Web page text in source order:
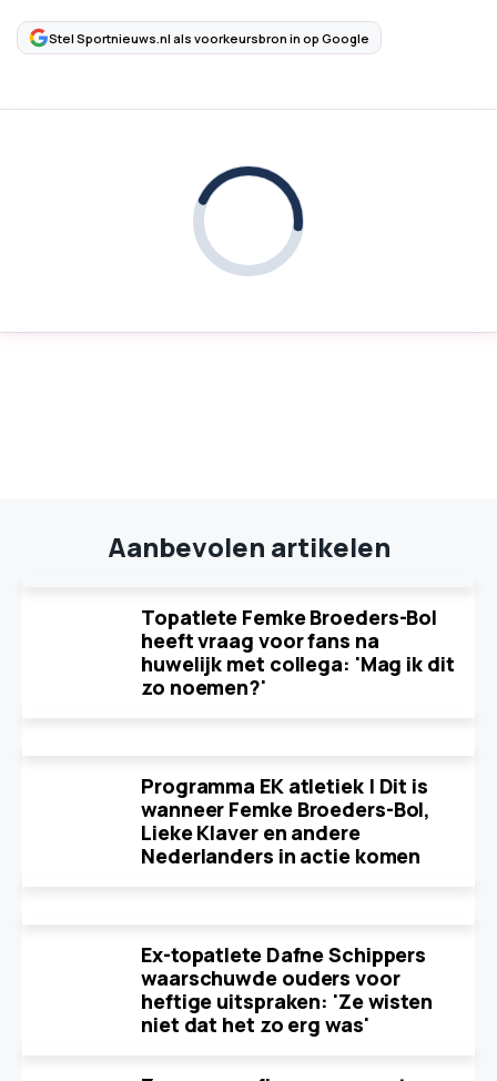
Stel Sportnieuws.nl als voorkeursbron in op Google
Aanbevolen artikelen
Topatlete Femke Broeders-Bol
heeft vraag voor fans na
huwelijk met collega: 'Mag ik dit
zo noemen?'
Programma EK atletiek | Dit is
wanneer Femke Broeders-Bol,
Lieke Klaver en andere
Nederlanders in actie komen
Ex-topatlete Dafne Schippers
waarschuwde ouders voor
heftige uitspraken: 'Ze wisten
niet dat het zo erg was'